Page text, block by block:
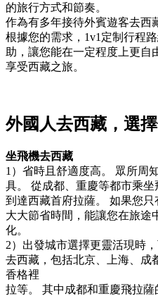
的旅行方式和節奏。
作為有多年接待外賓遊客去西
根據您的需求，1v1定制行程
助，讓您能在一定程度上更自
享受西藏之旅。
外國人去西藏，選
坐飛機去西藏
1）省時且舒適度高。 眾所周
具。 從成都、重慶等都市乘
到達西藏首府拉薩。 如果您
大大節省時間，能讓您在旅途
化。
2）出發城市選擇更靈活現時
去西藏，包括北京、上海、成
香格裡
拉等。 其中成都和重慶飛拉薩